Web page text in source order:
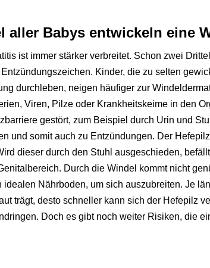
aller Babys entwickeln eine
ist immer stärker verbreitet. Schon zwei
Kinder, die zu selten
durchleben, neigen häufiger zur
Viren, Pilze oder Krankheitskeime in den
gestört, zum Beispiel durch Urin und
und somit auch zu Entzündungen. Der
dieser durch den Stuhl ausgeschieden,
Durch die Windel kommt nicht
idealen Nährboden, um sich auszubreiten. Je
trägt, desto schneller kann sich der Hefepilz
Doch es gibt noch weiter Risiken, die